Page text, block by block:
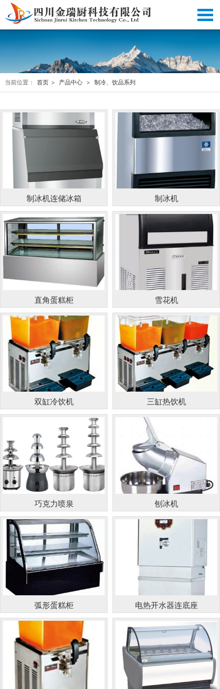
当前位置： 首页 > 产品中心 > 制冷、饮品系列
制冰机连储冰箱 制冰机
直角蛋糕柜 雪花机
双缸冷饮机 三缸热饮机
巧克力喷泉 刨冰机
弧形蛋糕柜 电热开水器连底座